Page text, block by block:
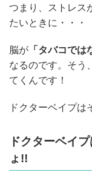
つまり、ストレス
たいときに・・・
脳が 「タバコでは
なるのです。そう
てくんです！
ドクターベイプは
ドクターベイ
ょ!!